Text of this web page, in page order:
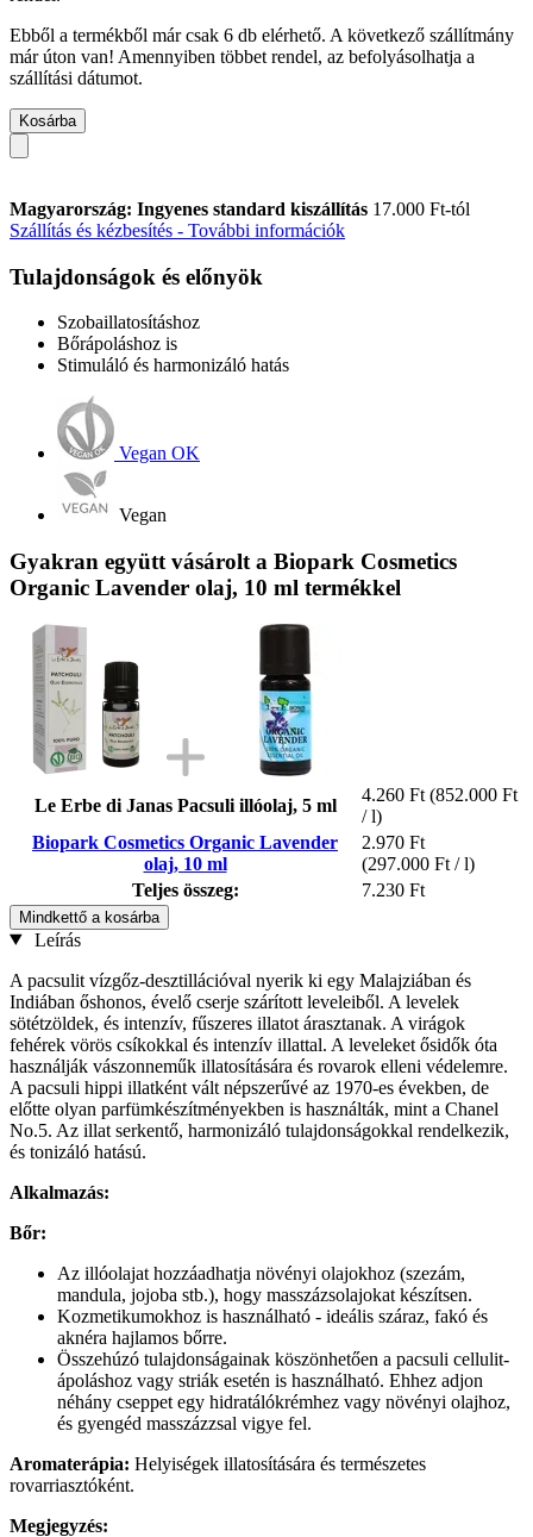
Ebből a termékből már csak 6 db elérhető. A következő szállítmány
már úton van! Amennyiben többet rendel, az befolyásolhatja a
szállítási dátumot.
Kosárba
Magyarország: Ingyenes standard kiszállítás 17.000 Ft-tól
Szállítás és kézbesítés - További információk
Tulajdonságok és előnyök
Szobaillatosításhoz
Bőrápoláshoz is
Stimuláló és harmonizáló hatás
Vegan OK
Vegan
Gyakran együtt vásárolt a Biopark Cosmetics
Organic Lavender olaj, 10 ml termékkel
Le Erbe di Janas Pacsuli illóolaj, 5 ml
4.260 Ft (852.000 Ft
/ l)
Biopark Cosmetics Organic Lavender
olaj, 10 ml
2.970 Ft
(297.000 Ft / l)
Teljes összeg:
7.230 Ft
Mindkettő a kosárba
Leírás
A pacsulit vízgőz-desztillációval nyerik ki egy Malajziában és
Indiában őshonos, évelő cserje szárított leveleiből. A levelek
sötétzöldek, és intenzív, fűszeres illatot árasztanak. A virágok
fehérek vörös csíkokkal és intenzív illattal. A leveleket ősidők óta
használják vászonneműk illatosítására és rovarok elleni védelemre.
A pacsuli hippi illatként vált népszerűvé az 1970-es években, de
előtte olyan parfümkészítményekben is használták, mint a Chanel
No.5. Az illat serkentő, harmonizáló tulajdonságokkal rendelkezik,
és tonizáló hatású.
Alkalmazás:
Bőr:
Az illóolajat hozzáadhatja növényi olajokhoz (szezám,
mandula, jojoba stb.), hogy masszázsolajokat készítsen.
Kozmetikumokhoz is használható - ideális száraz, fakó és
aknéra hajlamos bőrre.
Összehúzó tulajdonságainak köszönhetően a pacsuli cellulit-
ápoláshoz vagy striák esetén is használható. Ehhez adjon
néhány cseppet egy hidratálókrémhez vagy növényi olajhoz,
és gyengéd masszázzsal vigye fel.
Aromaterápia: Helyiségek illatosítására és természetes
rovarriasztóként.
Megjegyzés: